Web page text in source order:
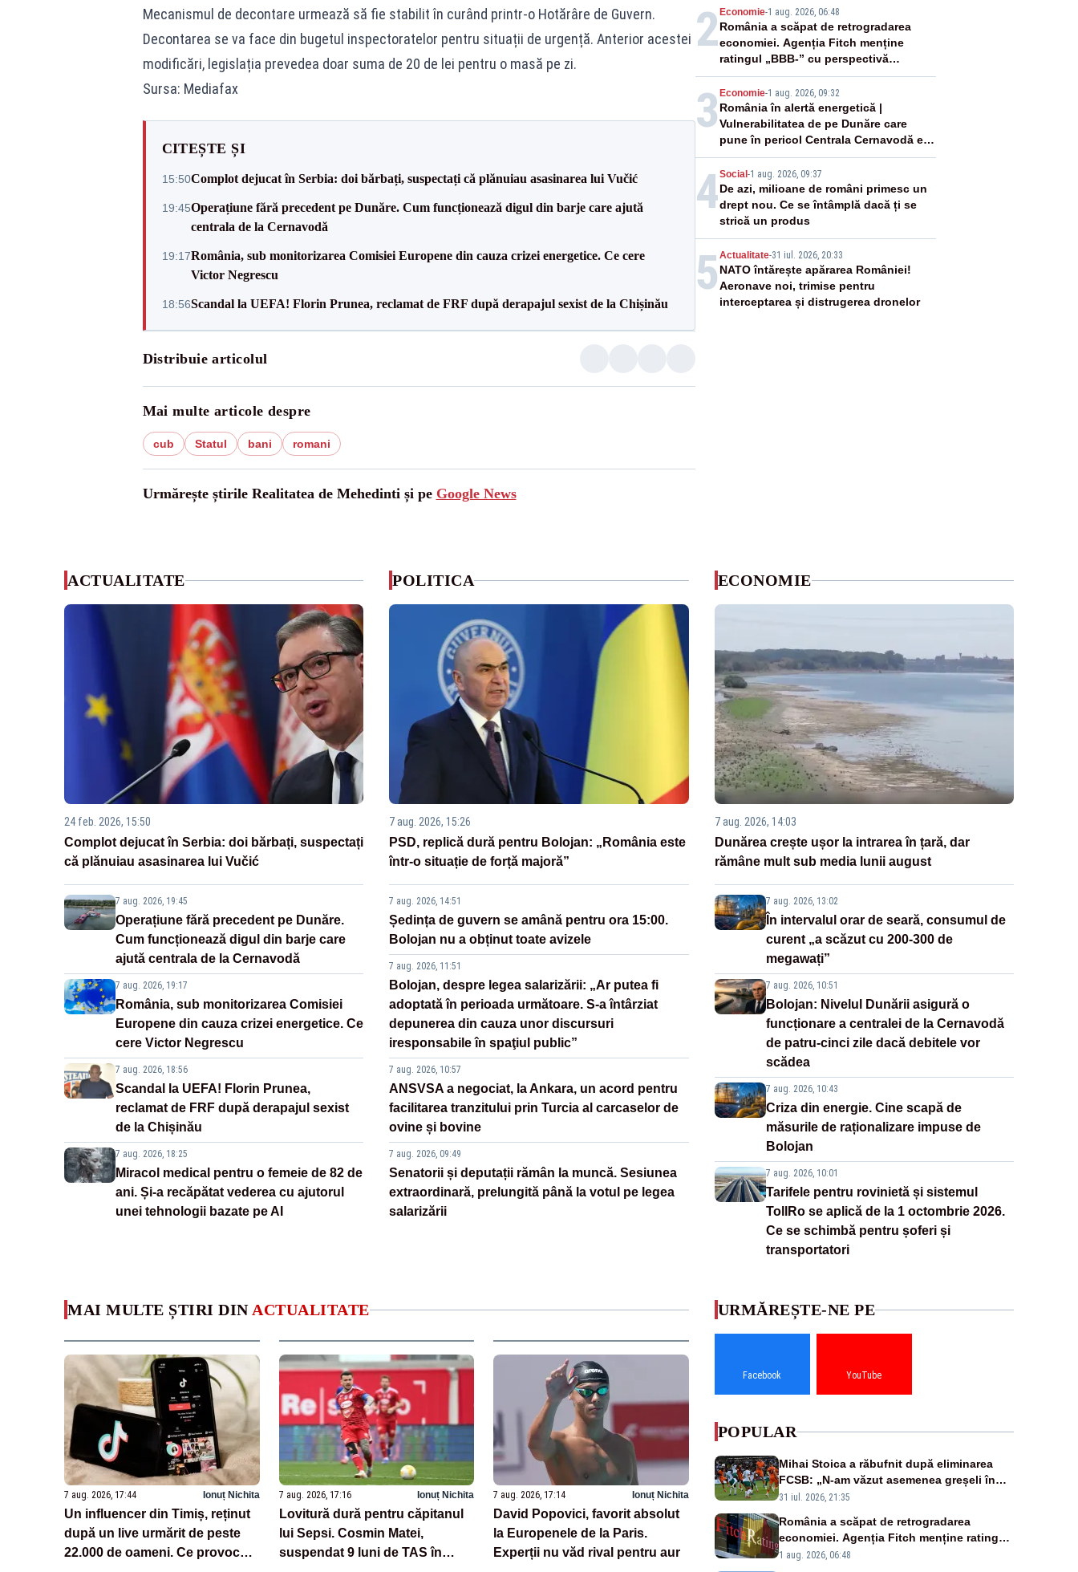
Mecanismul de decontare urmează să fie stabilit în curând printr-o Hotărâre de Guvern.
Decontarea se va face din bugetul inspectoratelor pentru situații de urgență. Anterior acestei
modificări, legislația prevedea doar suma de 20 de lei pentru o masă pe zi.
Sursa: Mediafax
CITEȘTE ȘI
15:50Complot dejucat în Serbia: doi bărbați, suspectați că plănuiau asasinarea lui Vučić
19:45Operațiune fără precedent pe Dunăre. Cum funcționează digul din barje care ajută
centrala de la Cernavodă
19:17România, sub monitorizarea Comisiei Europene din cauza crizei energetice. Ce cere
Victor Negrescu
18:56Scandal la UEFA! Florin Prunea, reclamat de FRF după derapajul sexist de la Chișinău
Distribuie articolul
Mai multe articole despre
cub Statul bani romani
Urmărește știrile Realitatea de Mehedinti și pe Google News
2 Economie-1 aug. 2026, 06:48
România a scăpat de retrogradarea
economiei. Agenția Fitch menține
ratingul „BBB-” cu perspectivă
negativă
3 Economie-1 aug. 2026, 09:32
România în alertă energetică |
Vulnerabilitatea de pe Dunăre care
pune în pericol Centrala Cernavodă era
cunoscută de pe vremea lui Ceaușescu
4Social -1 aug. 2026, 09:37
De azi, milioane de români primesc un
drept nou. Ce se întâmplă dacă ți se
strică un produs
5 Actualitate-31 iul. 2026, 20:33
NATO întărește apărarea României!
Aeronave noi, trimise pentru
interceptarea și distrugerea dronelor
ACTUALITATE
24 feb. 2026, 15:50
Complot dejucat în Serbia: doi bărbați, suspectați
că plănuiau asasinarea lui Vučić
7 aug. 2026, 19:45
Operațiune fără precedent pe Dunăre.
Cum funcționează digul din barje care
ajută centrala de la Cernavodă
7 aug. 2026, 19:17
România, sub monitorizarea Comisiei
Europene din cauza crizei energetice. Ce
cere Victor Negrescu
7 aug. 2026, 18:56
Scandal la UEFA! Florin Prunea,
reclamat de FRF după derapajul sexist
de la Chișinău
7 aug. 2026, 18:25
Miracol medical pentru o femeie de 82 de
ani. Și-a recăpătat vederea cu ajutorul
unei tehnologii bazate pe AI
POLITICA
7 aug. 2026, 15:26
PSD, replică dură pentru Bolojan: „România este
într-o situație de forță majoră”
7 aug. 2026, 14:51
Ședința de guvern se amână pentru ora 15:00.
Bolojan nu a obținut toate avizele
7 aug. 2026, 11:51
Bolojan, despre legea salarizării: „Ar putea fi
adoptată în perioada următoare. S-a întârziat
depunerea din cauza unor discursuri
iresponsabile în spaţiul public”
7 aug. 2026, 10:57
ANSVSA a negociat, la Ankara, un acord pentru
facilitarea tranzitului prin Turcia al carcaselor de
ovine și bovine
7 aug. 2026, 09:49
Senatorii și deputații rămân la muncă. Sesiunea
extraordinară, prelungită până la votul pe legea
salarizării
ECONOMIE
7 aug. 2026, 14:03
Dunărea crește ușor la intrarea în țară, dar
rămâne mult sub media lunii august
7 aug. 2026, 13:02
În intervalul orar de seară, consumul de
curent „a scăzut cu 200-300 de
megawați”
7 aug. 2026, 10:51
Bolojan: Nivelul Dunării asigură o
funcționare a centralei de la Cernavodă
de patru-cinci zile dacă debitele vor
scădea
7 aug. 2026, 10:43
Criza din energie. Cine scapă de
măsurile de raționalizare impuse de
Bolojan
7 aug. 2026, 10:01
Tarifele pentru rovinietă și sistemul
TollRo se aplică de la 1 octombrie 2026.
Ce se schimbă pentru șoferi și
transportatori
MAI MULTE ȘTIRI DIN ACTUALITATE
7 aug. 2026, 17:44 Ionuț Nichita
Un influencer din Timiș, reținut
după un live urmărit de peste
22.000 de oameni. Ce provocări
7 aug. 2026, 17:16 Ionuț Nichita
Lovitură dură pentru căpitanul
lui Sepsi. Cosmin Matei,
suspendat 9 luni de TAS în
7 aug. 2026, 17:14 Ionuț Nichita
David Popovici, favorit absolut
la Europenele de la Paris.
Experții nu văd rival pentru aur
URMĂREȘTE-NE PE
Facebook YouTube
POPULAR
Mihai Stoica a răbufnit după eliminarea
FCSB: „N-am văzut asemenea greșeli în
190 de meciuri europene”
31 iul. 2026, 21:35
România a scăpat de retrogradarea
economiei. Agenția Fitch menține ratingul
„BBB-” cu perspectivă negativă
1 aug. 2026, 06:48